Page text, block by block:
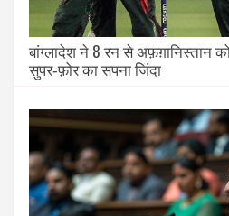
बांग्लादेश ने 8 रन से अफ़ग़ानिस्तान
सुपर‑फ़ोर का सपना जिंदा